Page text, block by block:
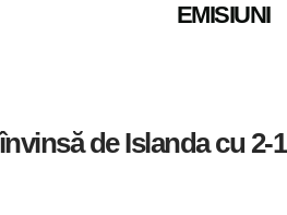
EMISIUNI
de Islanda cu 2-1